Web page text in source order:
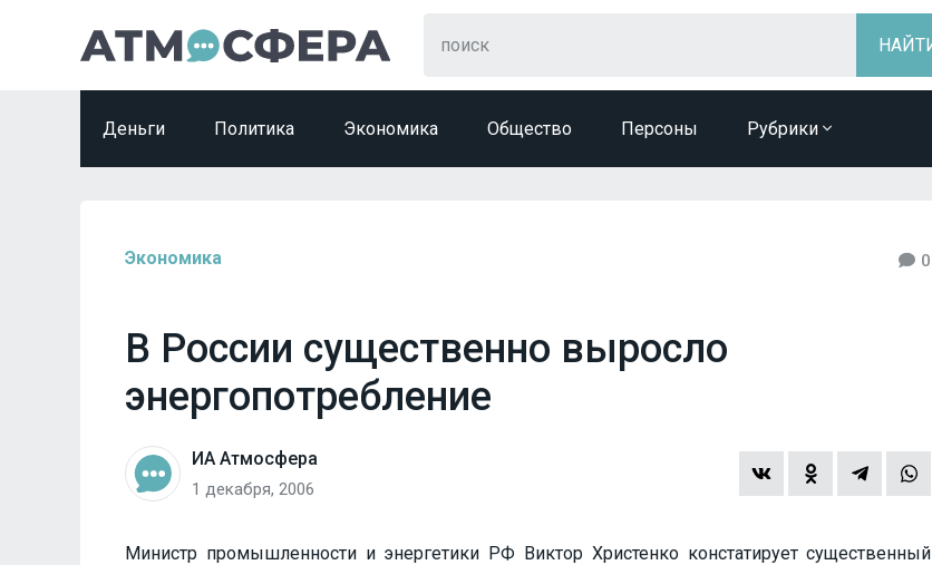
Деньги Политика Экономика Общество Персоны Рубрики
Экономика 0
В России существенно выросло
энергопотребление
ИА Атмосфера
1 декабря, 2006
Министр промышленности и энергетики РФ Виктор Христенко констатирует существенный